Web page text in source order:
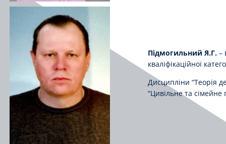
Підмогильний Я.Г. –
кваліфікаційної
Дисципліни “Теорія
“Цивільне та сімейне